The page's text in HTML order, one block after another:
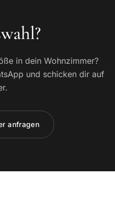
in dein Wohnzimmer?
und schicken dir auf
anfragen